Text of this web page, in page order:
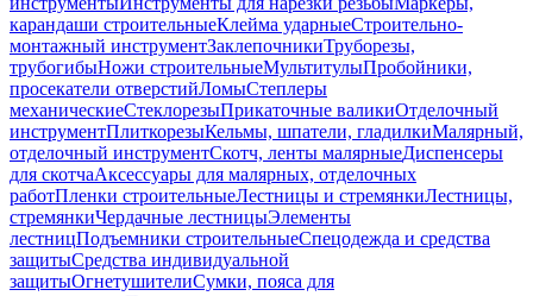
карандаши строительныеКлейма ударныеСтроительно-
монтажный инструментЗаклепочникиТруборезы,
трубогибыНожи строительныеМультитулыПробойники,
просекатели отверстийЛомыСтеплеры
механическиеСтеклорезыПрикаточные валикиОтделочный
инструментПлиткорезыКельмы, шпатели, гладилкиМалярный,
отделочный инструментСкотч, ленты малярныеДиспенсеры
для скотчаАксессуары для малярных, отделочных
работПленки строительныеЛестницы и стремянкиЛестницы,
стремянкиЧердачные лестницыЭлементы
лестницПодъемники строительныеСпецодежда и средства
защитыСредства индивидуальной
защитыОгнетушителиСумки, пояса для